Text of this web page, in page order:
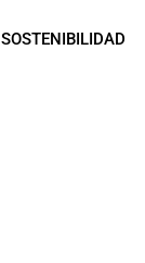
SOSTENIBILIDAD